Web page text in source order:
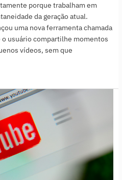
porque trabalham em
da geração atual.
uma nova ferramenta chamada
usuário compartilhe momentos
vídeos, sem que